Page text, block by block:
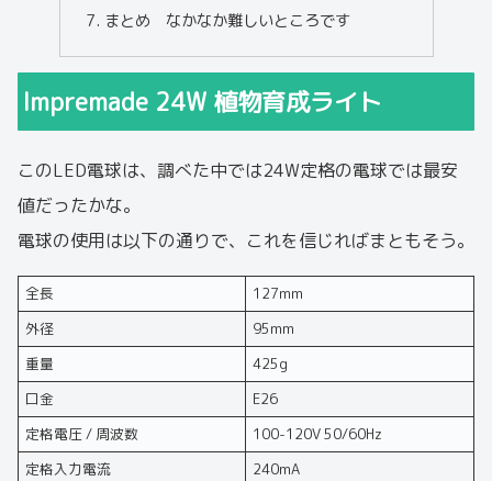
まとめ なかなか難しいところです
Impremade 24W 植物育成ライト
このLED電球は、調べた中では24W定格の電球では最安
値だったかな。
電球の使用は以下の通りで、これを信じればまともそう。
全長
127mm
外径
95mm
重量
425g
口金
E26
定格電圧 / 周波数
100-120V 50/60Hz
定格入力電流
240mA